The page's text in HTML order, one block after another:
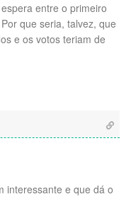
entre o primeiro
que seria, talvez, que
e os votos teriam de
interessante e que dá o